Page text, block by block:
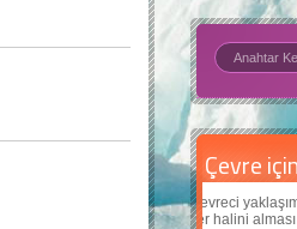
Çevre için 5 basit öneri
sayesinde dünyanın daha iyi bir
Daha